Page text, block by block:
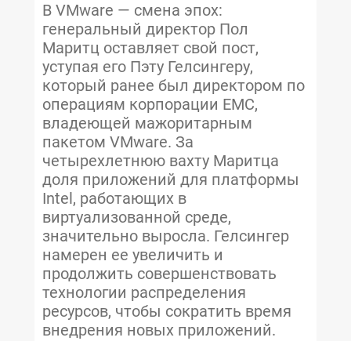
В VMware — смена эпох:
генеральный директор Пол
Маритц оставляет свой пост,
уступая его Пэту Гелсингеру,
который ранее был директором по
операциям корпорации EMC,
владеющей мажоритарным
пакетом VMware. За
четырехлетнюю вахту Маритца
доля приложений для платформы
Intel, работающих в
виртуализованной среде,
значительно выросла. Гелсингер
намерен ее увеличить и
продолжить совершенствовать
технологии распределения
ресурсов, чтобы сократить время
внедрения новых приложений.